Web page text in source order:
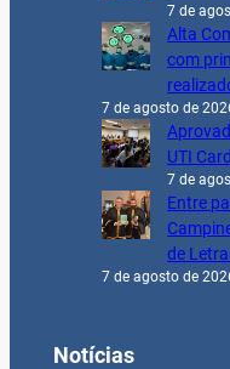
7 de
Alta
com
7 de agosto de
UTI
7 de
Entre
de
7 de agosto de
Notícias